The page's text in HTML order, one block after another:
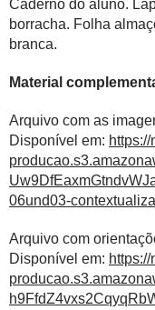
Caderno do aluno.
borracha. Folha
branca.
Material
Arquivo com as
Disponível em:
06und03-
Arquivo com
Disponível em: